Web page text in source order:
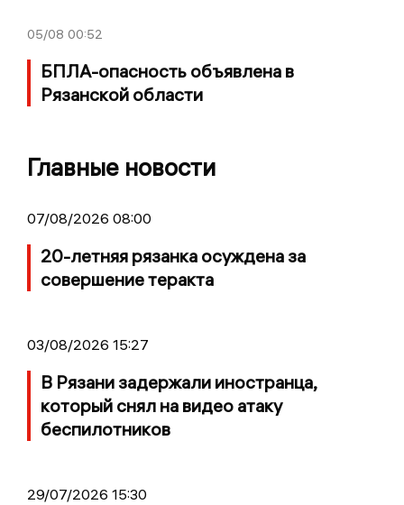
05/08 00:52
БПЛА-опасность объявлена в
Рязанской области
Главные новости
07/08/2026 08:00
20-летняя рязанка осуждена за
совершение теракта
03/08/2026 15:27
В Рязани задержали иностранца,
который снял на видео атаку
беспилотников
29/07/2026 15:30